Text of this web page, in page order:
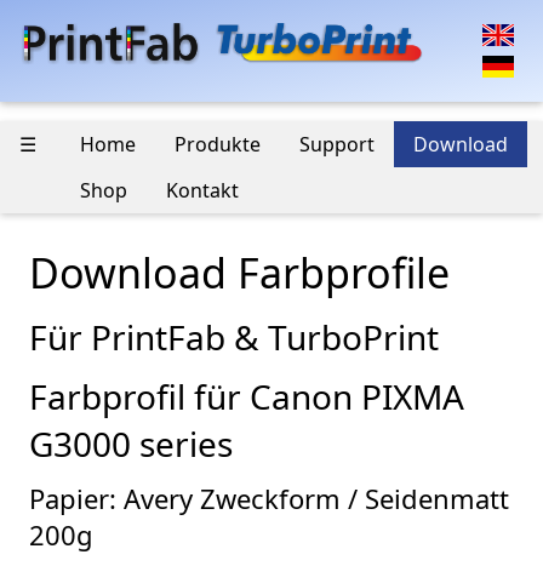
☰ Home Produkte Support
Download
Shop
Kontakt
Download Farbprofile
Für PrintFab & TurboPrint
Farbprofil für Canon PIXMA
G3000 series
Papier: Avery Zweckform / Seidenmatt
200g